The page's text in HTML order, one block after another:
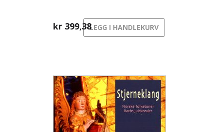
kr 399,38LEGG I HANDLEKURV